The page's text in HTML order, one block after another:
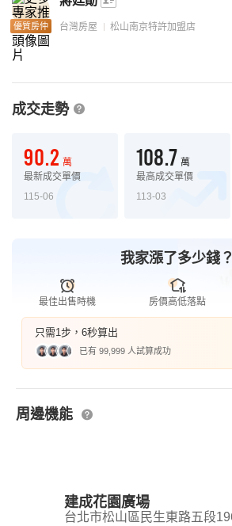
優質房仲 台灣房屋 松山南京特許加盟店
成交走勢
90.2 萬
最新成交單價
115-06
108.7 萬
最高成交單價
113-03
我家漲了多少錢？
最佳出售時機 房價高低落點
只需1步，6秒算出
已有 99,999 人試算成功
周邊機能
建成花園廣場